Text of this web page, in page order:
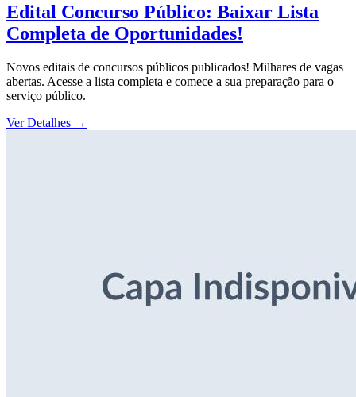
Edital Concurso Público: Baixar Lista
Completa de Oportunidades!
Novos editais de concursos públicos publicados! Milhares de vagas
abertas. Acesse a lista completa e comece a sua preparação para o
serviço público.
Ver Detalhes →